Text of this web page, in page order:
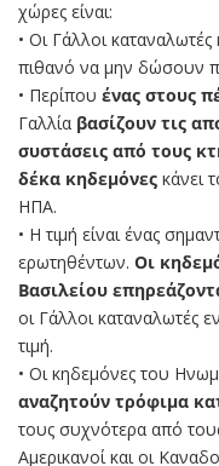
χώρες είναι:
• Οι Γάλλοι καταναλωτές
πιθανό να μην δώσουν
• Περίπου ένας στους
Γαλλία βασίζουν τις
συστάσεις από τους
δέκα κηδεμόνες κάνει
ΗΠΑ.
• Η τιμή είναι ένας
ερωτηθέντων. Οι
Βασιλείου
οι Γάλλοι καταναλωτές
τιμή.
• Οι κηδεμόνες του
αναζητούν τρόφιμα
τους συχνότερα από
Αμερικανοί και οι